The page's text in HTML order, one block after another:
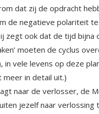
dat zij de opdracht
de negatieve polariteit te
zegt ook dat de tijd bijna op
moeten de cyclus
vele levens op deze
meer in detail uit.)
naar de verlosser, de
jezelf naar verlossing